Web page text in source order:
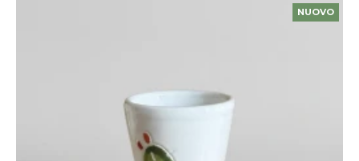
NUOVO